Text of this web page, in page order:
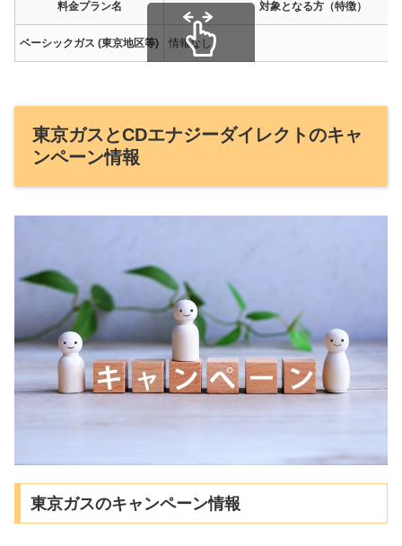
料金プラン名 対象となる方（特徴）
ベーシックガス (東京地区等) 情報なし
東京ガスとCDエナジーダイレクトのキャ
ンペーン情報
東京ガスのキャンペーン情報